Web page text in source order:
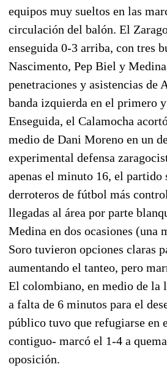
equipos muy sueltos en las
circulación del balón. El
enseguida 0-3 arriba, con tres
Nascimento, Pep Biel y
penetraciones y asistencias de
banda izquierda en el primero
Enseguida, el Calamocha
medio de Dani Moreno en un
experimental defensa
apenas el minuto 16, el partido
derroteros de fútbol más
llegadas al área por parte
Medina en dos ocasiones (una
Soro tuvieron opciones claras
aumentando el tanteo, pero
El colombiano, en medio de la
a falta de 6 minutos para el
público tuvo que refugiarse en
contiguo- marcó el 1-4 a
oposición.